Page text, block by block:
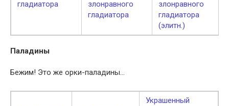
гладиатора
злонравного
гладиатора
злонравного
гладиатора
(элитн.)
Паладины
Бежим! Это же орки-паладины…
Украшенный